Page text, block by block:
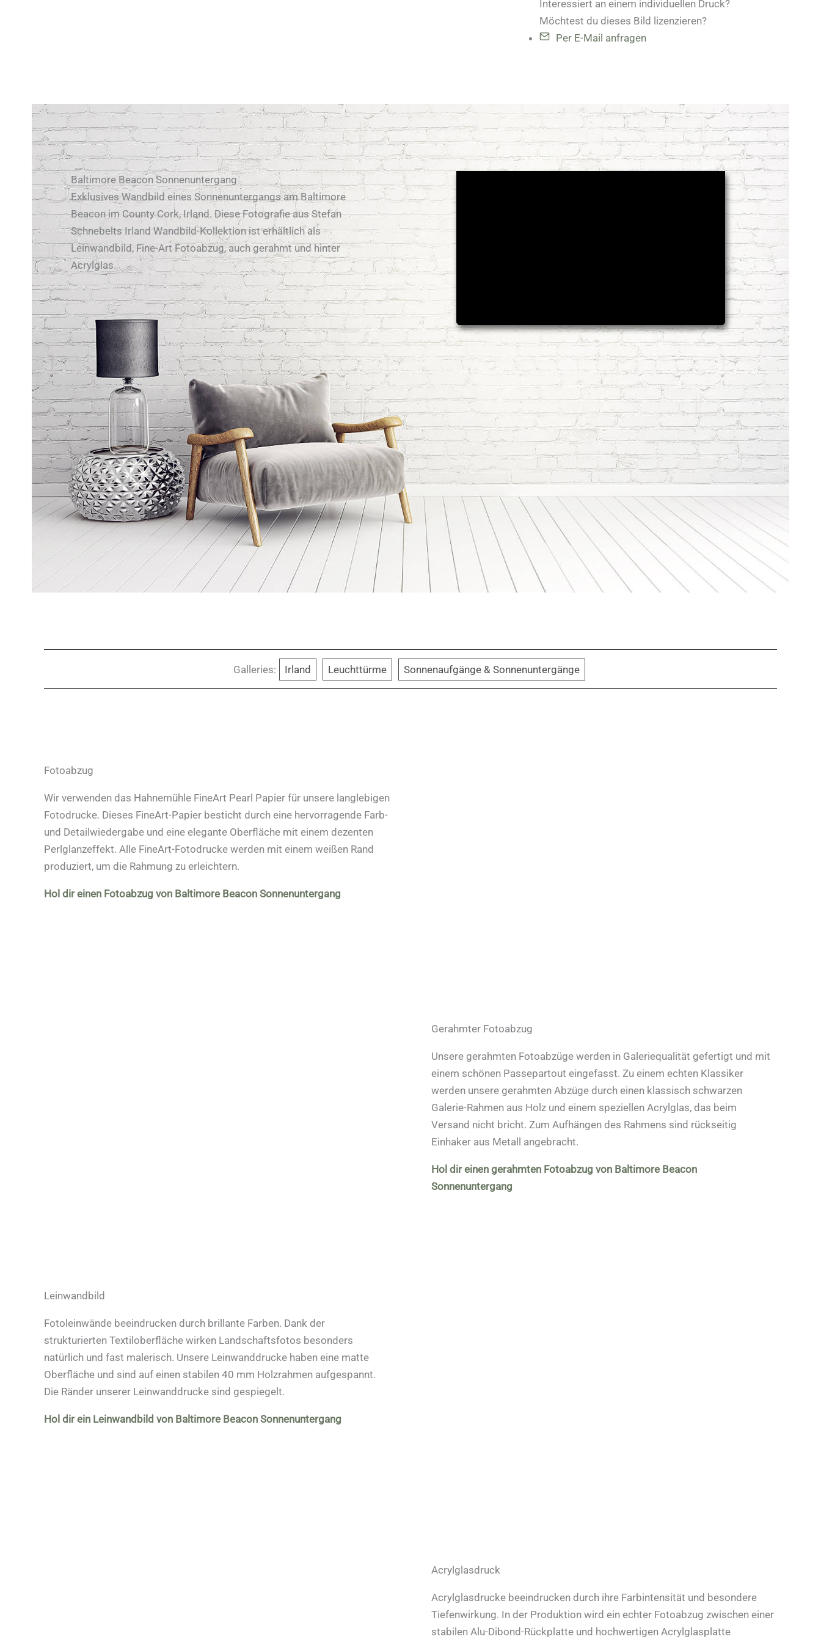
Interessiert an einem individuellen Druck?
Möchtest du dieses Bild lizenzieren?
Per E-Mail anfragen
Baltimore Beacon Sonnenuntergang
Exklusives Wandbild eines Sonnenuntergangs am Baltimore
Beacon im County Cork, Irland. Diese Fotografie aus Stefan
Schnebelts Irland Wandbild-Kollektion ist erhältlich als
Leinwandbild, Fine-Art Fotoabzug, auch gerahmt und hinter
Acrylglas.
Galleries: Irland Leuchttürme Sonnenaufgänge & Sonnenuntergänge
Fotoabzug
Wir verwenden das Hahnemühle FineArt Pearl Papier für unsere langlebigen
Fotodrucke. Dieses FineArt-Papier besticht durch eine hervorragende Farb-
und Detailwiedergabe und eine elegante Oberfläche mit einem dezenten
Perlglanzeffekt. Alle FineArt-Fotodrucke werden mit einem weißen Rand
produziert, um die Rahmung zu erleichtern.
Hol dir einen Fotoabzug von Baltimore Beacon Sonnenuntergang
Gerahmter Fotoabzug
Unsere gerahmten Fotoabzüge werden in Galeriequalität gefertigt und mit
einem schönen Passepartout eingefasst. Zu einem echten Klassiker
werden unsere gerahmten Abzüge durch einen klassisch schwarzen
Galerie-Rahmen aus Holz und einem speziellen Acrylglas, das beim
Versand nicht bricht. Zum Aufhängen des Rahmens sind rückseitig
Einhaker aus Metall angebracht.
Hol dir einen gerahmten Fotoabzug von Baltimore Beacon
Sonnenuntergang
Leinwandbild
Fotoleinwände beeindrucken durch brillante Farben. Dank der
strukturierten Textiloberfläche wirken Landschaftsfotos besonders
natürlich und fast malerisch. Unsere Leinwanddrucke haben eine matte
Oberfläche und sind auf einen stabilen 40 mm Holzrahmen aufgespannt.
Die Ränder unserer Leinwanddrucke sind gespiegelt.
Hol dir ein Leinwandbild von Baltimore Beacon Sonnenuntergang
Acrylglasdruck
Acrylglasdrucke beeindrucken durch ihre Farbintensität und besondere
Tiefenwirkung. In der Produktion wird ein echter Fotoabzug zwischen einer
stabilen Alu-Dibond-Rückplatte und hochwertigen Acrylglasplatte